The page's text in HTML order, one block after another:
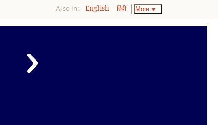
Also in: English हिंदी More